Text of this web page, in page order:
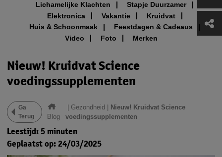
Lichamelijke Klachten
Stapje Duurzamer
Elektronica
Vakantie
Kruidvat
Huis & Schoonmaak
Feestdagen & Cadeaus
Video
Foto Merken
Nieuw! Kruidvat Science
voedingssupplementen
Ga
Terug
Blog
Gezondheid
Nieuw! Kruidvat Science
voedingssupplementen
Leestijd: 5 minuten
Geplaatst op: 24/03/2025